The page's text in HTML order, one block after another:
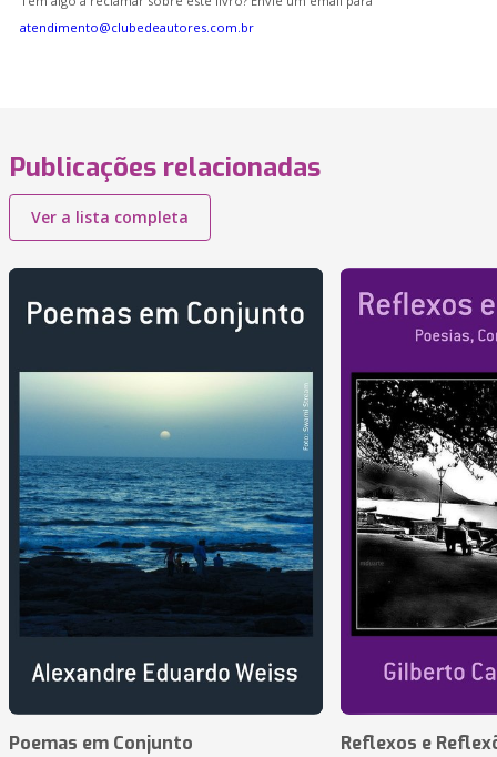
atendimento@clubedeautores.com.br
Publicações relacionadas
Ver a lista completa
Poemas em Conjunto Reflexos e